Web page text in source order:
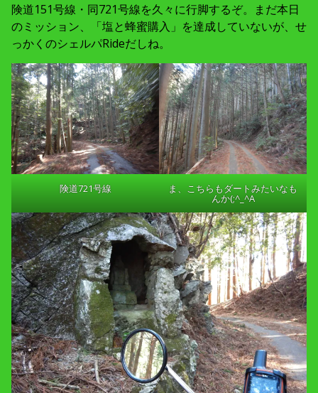
険道151号線・同721号線を久々に行脚するぞ。まだ本日
のミッション、「塩と蜂蜜購入」を達成していないが、せ
っかくのシェルパRideだしね。
険道721号線 ま、こちらもダートみたいなも
んか(;^_^A